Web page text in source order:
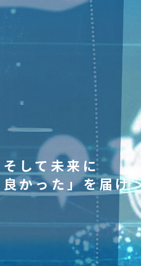
して未来に
かった」を届け